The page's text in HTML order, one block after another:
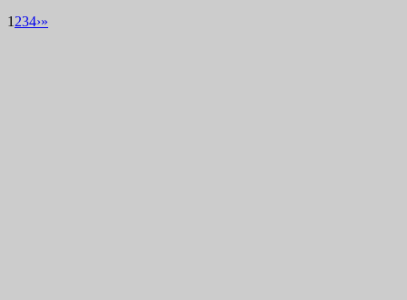
1 234›»